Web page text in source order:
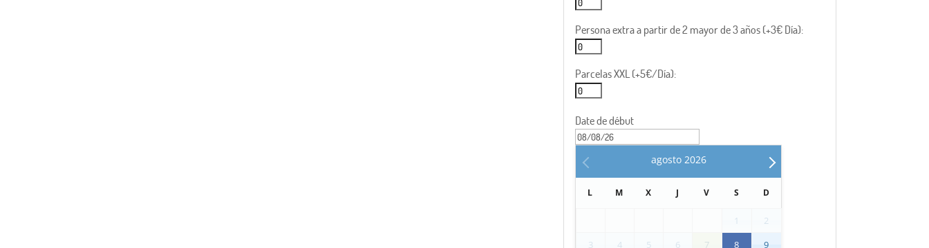
Persona extra a partir de 2 mayor de 3 años (+3€ Día):
Parcelas XXL (+5€/Día):
Date de début
agosto 2026
L M X J V S D
1
2
3
4 5 6 7 8
9